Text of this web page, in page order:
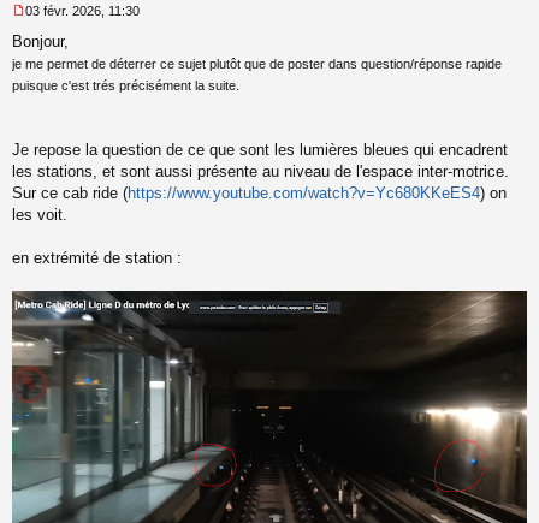
u
e
s
s
n
o
u
03 févr. 2026, 11:30
Bonjour,
je me permet de déterrer ce sujet plutôt que de poster dans question/réponse rapide
puisque c'est trés précisément la suite.
Je repose la question de ce que sont les lumières bleues qui encadrent
les stations, et sont aussi présente au niveau de l'espace inter-motrice.
Sur ce cab ride (https://www.youtube.com/watch?v=Yc680KKeES4) on
les voit.
en extrémité de station :